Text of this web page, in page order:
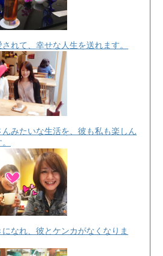
れて、幸せな人生を送れます。
んみたいな生活を、彼も私も楽しん
になれ、彼とケンカがなくなりま